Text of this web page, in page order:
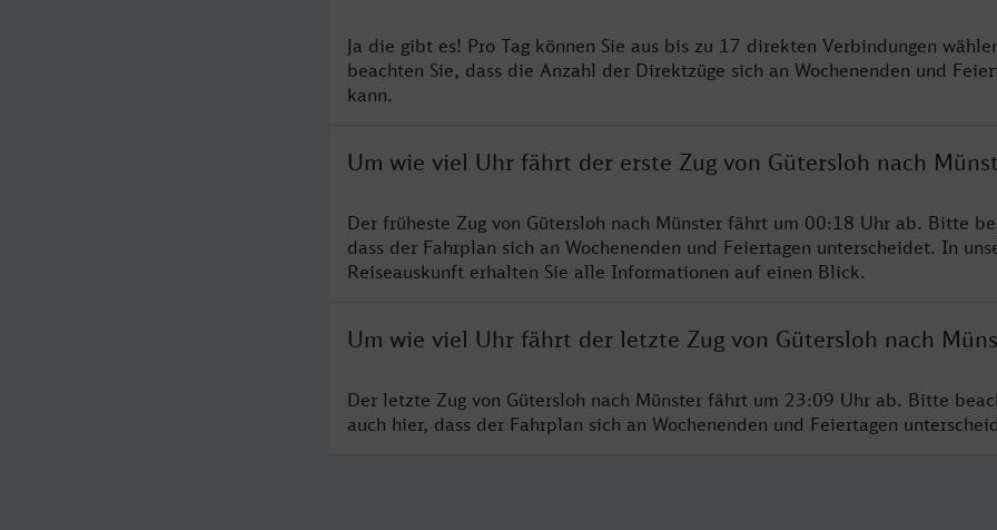
Ja die gibt es! Pro Tag können Sie aus bis zu 17 direkten Verbindungen
beachten Sie, dass die Anzahl der Direktzüge sich an Wochenenden und
kann.
Um wie viel Uhr fährt der erste Zug von Gütersloh nach
Der früheste Zug von Gütersloh nach Münster fährt um 00:18 Uhr ab. Bitte
dass der Fahrplan sich an Wochenenden und Feiertagen unterscheidet. In
Reiseauskunft erhalten Sie alle Informationen auf einen Blick.
Um wie viel Uhr fährt der letzte Zug von Gütersloh nach
Der letzte Zug von Gütersloh nach Münster fährt um 23:09 Uhr ab. Bitte
auch hier, dass der Fahrplan sich an Wochenenden und Feiertagen